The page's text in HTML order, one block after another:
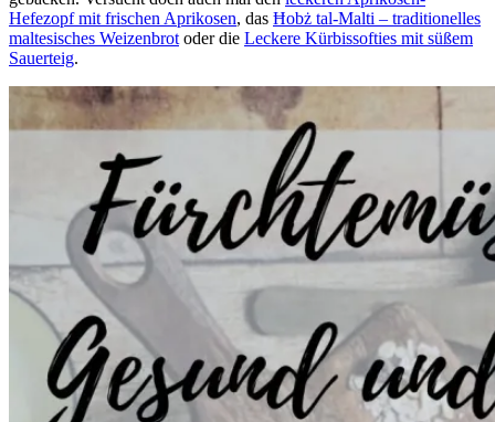
Hefezopf mit frischen Aprikosen, das Ħobż tal-Malti – traditionelles
maltesisches Weizenbrot oder die Leckere Kürbissofties mit süßem
Sauerteig.